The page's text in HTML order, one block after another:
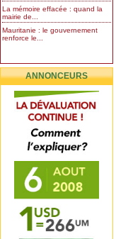
La mémoire effacée : quand la
mairie de...
Mauritanie : le gouvernement
renforce le...
ANNONCEURS